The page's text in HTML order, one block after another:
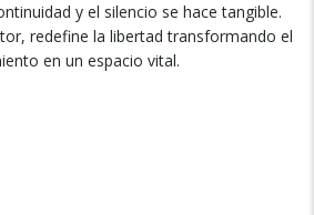
y el silencio se hace tangible.
redefine la libertad transformando el
en un espacio vital.